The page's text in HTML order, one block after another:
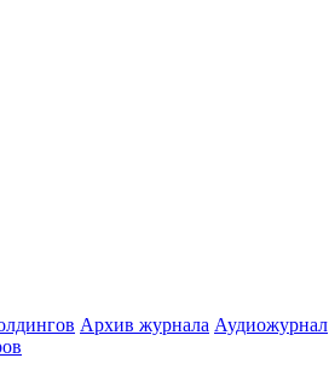
Архив журнала Аудиожурнал